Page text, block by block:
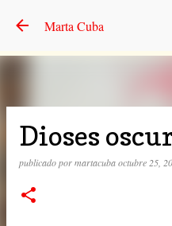
Marta Cuba
Dioses
publicado pormartacubaoctubre 25,